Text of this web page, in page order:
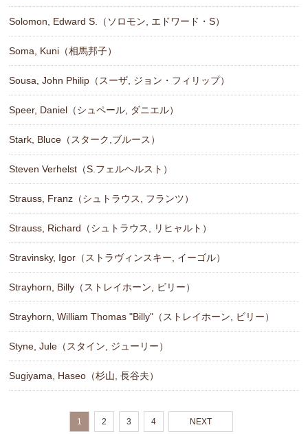
Solomon, Edward S.（ソロモン, エドワード・S）
Soma, Kuni（相馬邦子）
Sousa, John Philip（スーザ, ジョン・フィリップ）
Speer, Daniel（シュペール, ダニエル）
Stark, Bluce（スターク,ブルース）
Steven Verhelst（S.フェルヘルスト）
Strauss, Franz（シュトラウス, フランツ）
Strauss, Richard（シュトラウス, リヒャルト）
Stravinsky, Igor（ストラヴィンスキー, イーゴル）
Strayhorn, Billy（ストレイホーン, ビリー）
Strayhorn, William Thomas "Billy"（ストレイホーン, ビリー）
Styne, Jule（スタイン, ジューリー）
Sugiyama, Haseo（杉山, 長谷夫）
1 2 3 4 NEXT